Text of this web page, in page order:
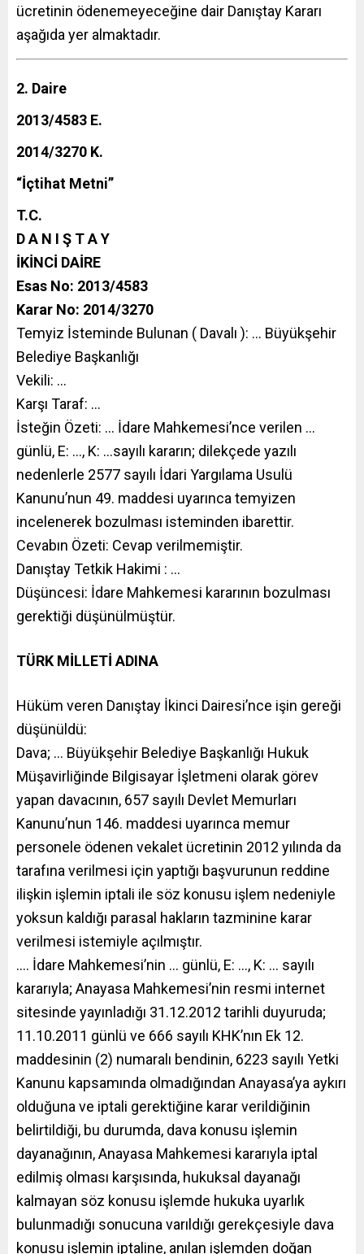
ücretinin ödenemeyeceğine dair Danıştay Kararı
aşağıda yer almaktadır.
2. Daire
2013/4583 E.
2014/3270 K.
“İçtihat Metni”
T.C.
D A N I Ş T A Y
İKİNCİ DAİRE
Esas No: 2013/4583
Karar No: 2014/3270
Temyiz İsteminde Bulunan ( Davalı ): … Büyükşehir
Belediye Başkanlığı
Vekili: …
Karşı Taraf: …
İsteğin Özeti: … İdare Mahkemesi’nce verilen …
günlü, E: …, K: …sayılı kararın; dilekçede yazılı
nedenlerle 2577 sayılı İdari Yargılama Usulü
Kanunu’nun 49. maddesi uyarınca temyizen
incelenerek bozulması isteminden ibarettir.
Cevabın Özeti: Cevap verilmemiştir.
Danıştay Tetkik Hakimi : …
Düşüncesi: İdare Mahkemesi kararının bozulması
gerektiği düşünülmüştür.
TÜRK MİLLETİ ADINA
Hüküm veren Danıştay İkinci Dairesi’nce işin gereği
düşünüldü:
Dava; … Büyükşehir Belediye Başkanlığı Hukuk
Müşavirliğinde Bilgisayar İşletmeni olarak görev
yapan davacının, 657 sayılı Devlet Memurları
Kanunu’nun 146. maddesi uyarınca memur
personele ödenen vekalet ücretinin 2012 yılında da
tarafına verilmesi için yaptığı başvurunun reddine
ilişkin işlemin iptali ile söz konusu işlem nedeniyle
yoksun kaldığı parasal hakların tazminine karar
verilmesi istemiyle açılmıştır.
…. İdare Mahkemesi’nin … günlü, E: …, K: … sayılı
kararıyla; Anayasa Mahkemesi’nin resmi internet
sitesinde yayınladığı 31.12.2012 tarihli duyuruda;
11.10.2011 günlü ve 666 sayılı KHK’nın Ek 12.
maddesinin (2) numaralı bendinin, 6223 sayılı Yetki
Kanunu kapsamında olmadığından Anayasa’ya aykırı
olduğuna ve iptali gerektiğine karar verildiğinin
belirtildiği, bu durumda, dava konusu işlemin
dayanağının, Anayasa Mahkemesi kararıyla iptal
edilmiş olması karşısında, hukuksal dayanağı
kalmayan söz konusu işlemde hukuka uyarlık
bulunmadığı sonucuna varıldığı gerekçesiyle dava
konusu işlemin iptaline, anılan işlemden doğan